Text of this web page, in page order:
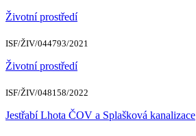
Životní prostředí
ISF/ŽIV/044793/2021
Životní prostředí
ISF/ŽIV/048158/2022
Jestřabí Lhota ČOV a Splašková kanalizace